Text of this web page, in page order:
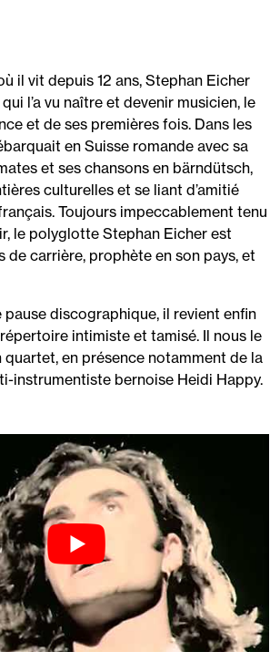
il vit depuis 12 ans, Stephan Eicher
l’a vu naître et devenir musicien, le
et de ses premières fois. Dans les
en Suisse romande avec sa
et ses chansons en bärndütsch,
culturelles et se liant d’amitié
Toujours impeccablement tenu
le polyglotte Stephan Eicher est
de carrière, prophète en son pays, et
pause discographique, il revient enfin
intimiste et tamisé. Il nous le
quartet, en présence notamment de la
instrumentiste bernoise Heidi Happy.